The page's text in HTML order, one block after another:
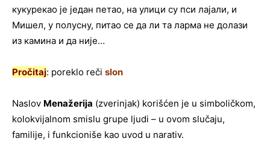
кукурекао је један петао, на улици су пси лајали, и
Мишел, у полусну, питао се да ли та ларма не долази
из камина и да није…
Pročitaj: poreklo reči slon
Naslov Menažerija (zverinjak) korišćen je u simboličkom,
kolokvijalnom smislu grupe ljudi – u ovom slučaju,
familije, i funkcioniše kao uvod u narativ.